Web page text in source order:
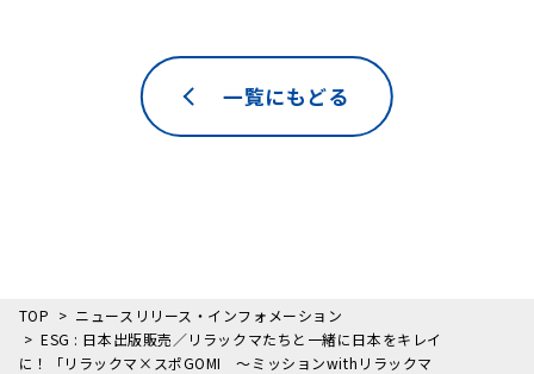
一覧にもどる
TOP
ニュースリリース・インフォメーション
ESG : 日本出版販売／リラックマたちと一緒に日本をキレイ
に！「リラックマ×スポGOMI ～ミッションwithリラックマ